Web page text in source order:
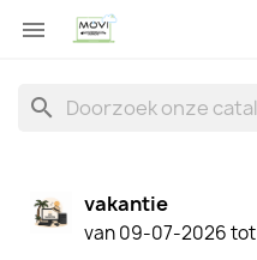

search
vakantie
van 09-07-2026